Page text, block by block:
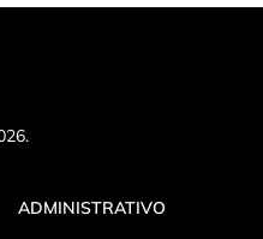
ADMINISTRATIVO